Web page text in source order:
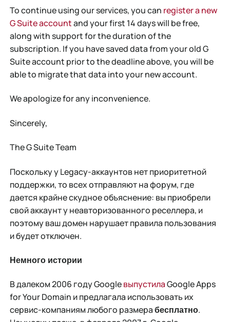
To continue using our services, you can register a new
G Suite accountand your first 14 days will be free,
along with support for the duration of the
subscription. If you have saved data from your old G
Suite account prior to the deadline above, you will be
able to migrate that data into your new account.
We apologize for any inconvenience.
Sincerely,
The G Suite Team
Поскольку у Legacy-аккаунтов нет приоритетной
поддержки, то всех отправляют на форум, где
дается крайне скудное объяснение: вы приобрели
свой аккаунт у неавторизованного реселлера, и
поэтому ваш домен нарушает правила пользования
и будет отключен.
Немного истории
В далеком 2006 году GoogleвыпустилаGoogle Apps
for Your Domain и предлагала использовать их
сервис-компаниям любого размера бесплатно.